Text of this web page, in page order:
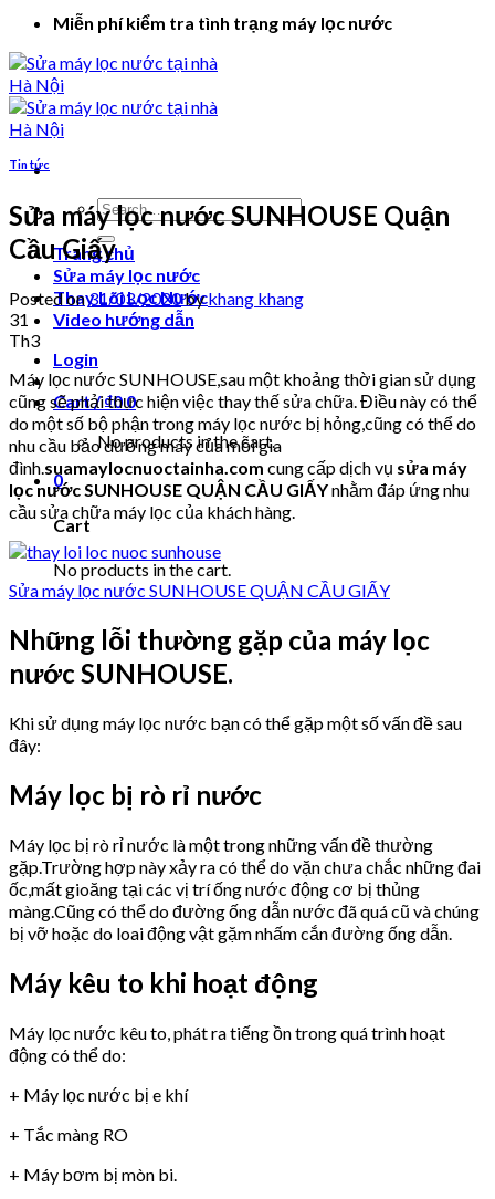
Miễn phí kiểm tra tình trạng máy lọc nước
Search
for:
Trang chủ
Sửa máy lọc nước
Thay Lõi Lọc Nước
Video hướng dẫn
Login
Cart /₫00
No products in the cart.
0
Cart
No products in the cart.
Tin tức
Sửa máy lọc nước SUNHOUSE Quận
Cầu Giấy
Posted on31/03/2020bykhang khang
31
Th3
Máy lọc nước SUNHOUSE,sau một khoảng thời gian sử dụng
cũng sẽ phải thực hiện việc thay thế sửa chữa. Điều này có thể
do một số bộ phận trong máy lọc nước bị hỏng,cũng có thể do
nhu cầu bảo dưỡng máy của mỗi gia
đình.suamaylocnuoctainha.com cung cấp dịch vụ sửa máy
lọc nước SUNHOUSE QUẬN CẦU GIẤYnhằm đáp ứng nhu
cầu sửa chữa máy lọc của khách hàng.
Sửa máy lọc nước SUNHOUSE QUẬN CẦU GIẤY
Những lỗi thường gặp của máy lọc
nước SUNHOUSE.
Khi sử dụng máy lọc nước bạn có thể gặp một số vấn đề sau
đây:
Máy lọc bị rò rỉ nước
Máy lọc bị rò rỉ nước là một trong những vấn đề thường
gặp.Trường hợp này xảy ra có thể do vặn chưa chắc những đai
ốc,mất gioăng tại các vị trí ống nước động cơ bị thủng
màng.Cũng có thể do đường ống dẫn nước đã quá cũ và chúng
bị vỡ hoặc do loai động vật gặm nhấm cắn đường ống dẫn.
Máy kêu to khi hoạt động
Máy lọc nước kêu to, phát ra tiếng ồn trong quá trình hoạt
động có thể do:
+ Máy lọc nước bị e khí
+ Tắc màng RO
+ Máy bơm bị mòn bi.